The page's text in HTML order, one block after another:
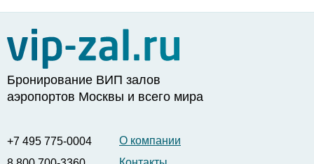
Бронирование ВИП залов
аэропортов Москвы и всего мира
+7 495 775-0004
О компании